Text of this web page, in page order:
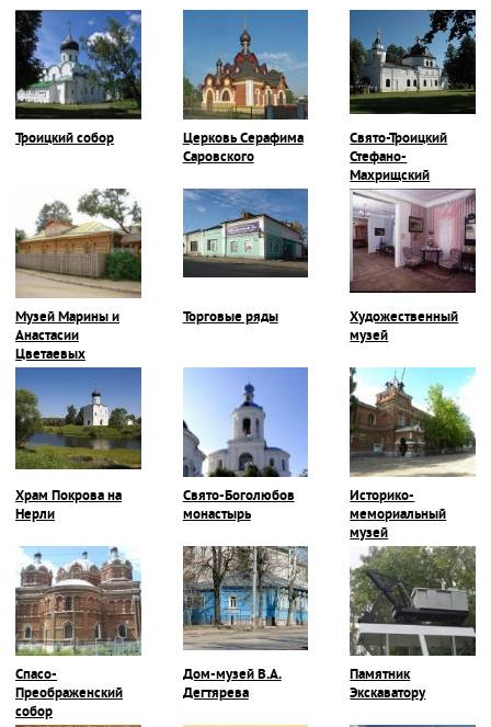
Троицкий собор
Церковь Серафима
Саровского
Свято-Троицкий
Стефано-
Махрищский
монастырь
Музей Марины и
Анастасии
Цветаевых
Торговые ряды
Художественный
музей
Храм Покрова на
Нерли
Свято-Боголюбов
монастырь
Историко-
мемориальный
музей
Спасо-
Преображенский
собор
Дом-музей В.А.
Дегтярева
Памятник
Экскаватору